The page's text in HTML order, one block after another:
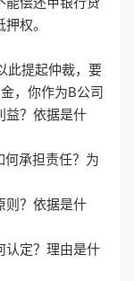
权。
此提起仲裁，要
，你作为B公司
益？依据是什
承担责任？为
则？依据是什
认定？理由是什